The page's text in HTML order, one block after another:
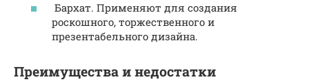
Бархат. Применяют для создания
роскошного, торжественного и
презентабельного дизайна.
Преимущества и недостатки